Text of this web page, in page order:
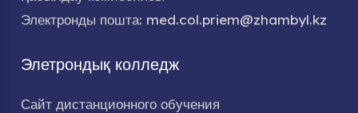
Электронды пошта: med.col.priem@zhambyl.kz
Элетрондық колледж
Сайт дистанционного обучения